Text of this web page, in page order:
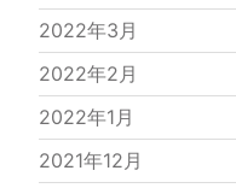
2022年3月
2022年2月
2022年1月
2021年12月